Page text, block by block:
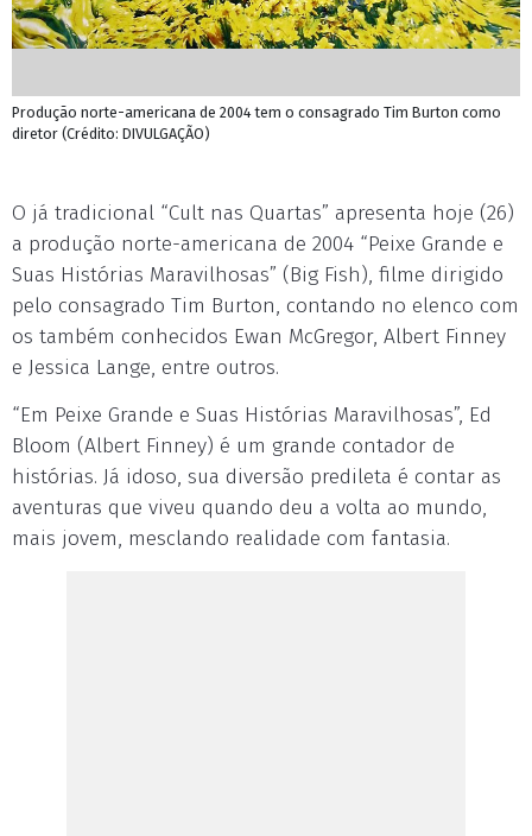
Produção norte-americana de 2004 tem o consagrado Tim Burton como
diretor (Crédito: DIVULGAÇÃO)
O já tradicional “Cult nas Quartas” apresenta hoje (26)
a produção norte-americana de 2004 “Peixe Grande e
Suas Histórias Maravilhosas” (Big Fish), filme dirigido
pelo consagrado Tim Burton, contando no elenco com
os também conhecidos Ewan McGregor, Albert Finney
e Jessica Lange, entre outros.
“Em Peixe Grande e Suas Histórias Maravilhosas”, Ed
Bloom (Albert Finney) é um grande contador de
histórias. Já idoso, sua diversão predileta é contar as
aventuras que viveu quando deu a volta ao mundo,
mais jovem, mesclando realidade com fantasia.